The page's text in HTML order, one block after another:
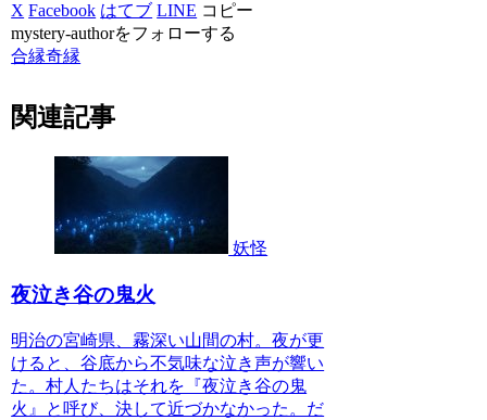
X Facebook はてブ LINE コピー
mystery-authorをフォローする
合縁奇縁
関連記事
妖怪
夜泣き谷の鬼火
明治の宮崎県、霧深い山間の村。夜が更
けると、谷底から不気味な泣き声が響い
た。村人たちはそれを『夜泣き谷の鬼
火』と呼び、決して近づかなかった。だ